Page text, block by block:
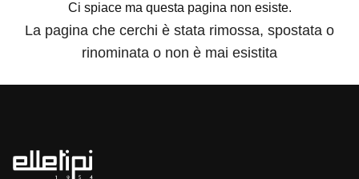
Ci spiace ma questa pagina non esiste.
La pagina che cerchi è stata rimossa, spostata o
rinominata o non è mai esistita